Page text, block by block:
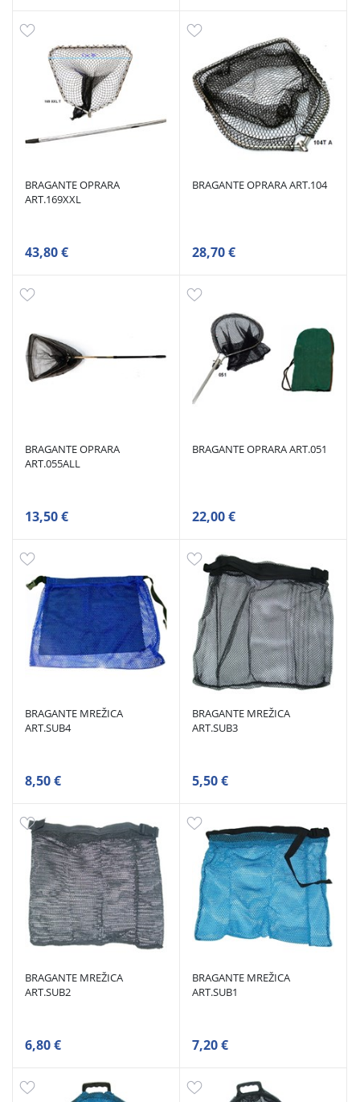
BRAGANTE OPRARA
ART.169XXL
43,80 €
BRAGANTE OPRARA ART.104
28,70 €
BRAGANTE OPRARA
ART.055ALL
13,50 €
BRAGANTE OPRARA ART.051
22,00 €
BRAGANTE MREŽICA
ART.SUB4
8,50 €
BRAGANTE MREŽICA
ART.SUB3
5,50 €
BRAGANTE MREŽICA
ART.SUB2
6,80 €
BRAGANTE MREŽICA
ART.SUB1
7,20 €